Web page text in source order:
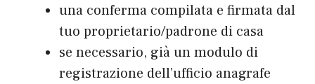
una conferma compilata e firmata dal
tuo proprietario/padrone di casa
se necessario, già un modulo di
registrazione dell’ufficio anagrafe